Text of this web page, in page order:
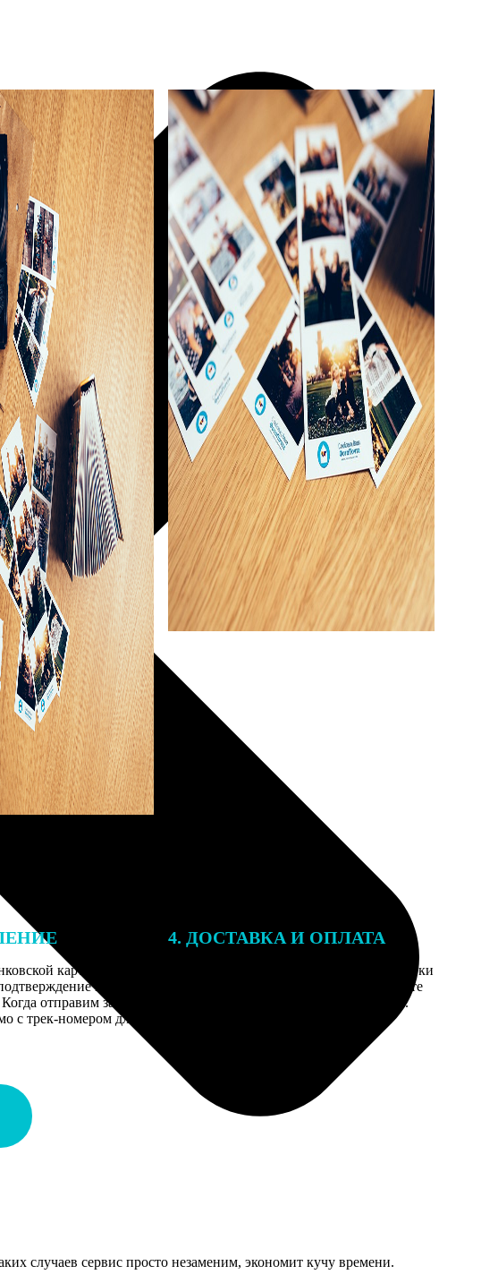
картой. После
на email с
отправим заказ
с трек-номером для
4. ДОСТАВКА И ОПЛАТА
Введите адрес и выберите способ доставки
заказа. Если у вас есть промокод, введите
его в специальное поле для промокода.
случаев сервис просто незаменим, экономит кучу времени.